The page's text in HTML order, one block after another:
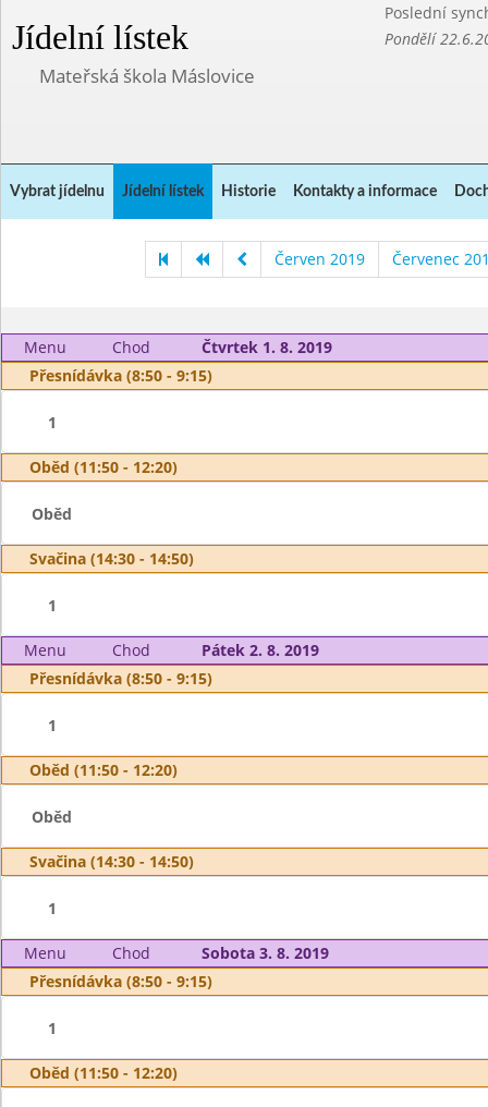
Jídelní lístek
Poslední
Pondělí
Mateřská škola Máslovice
Vybrat jídelnu Jídelní lístek Historie Kontakty a informace
Červen 2019 Červenec
Menu Chod
Čtvrtek 1. 8. 2019
Přesnídávka (8:50 - 9:15)
1
Oběd (11:50 - 12:20)
Oběd
Svačina (14:30 - 14:50)
1
Menu Chod
Pátek 2. 8. 2019
Přesnídávka (8:50 - 9:15)
1
Oběd (11:50 - 12:20)
Oběd
Svačina (14:30 - 14:50)
1
Menu Chod
Sobota 3. 8. 2019
Přesnídávka (8:50 - 9:15)
1
Oběd (11:50 - 12:20)